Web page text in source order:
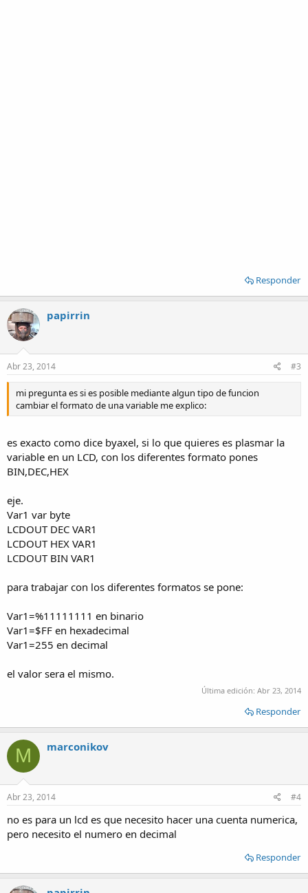
Responder
papirrin
Abr 23, 2014 #3
mi pregunta es si es posible mediante algun tipo de funcion
cambiar el formato de una variable me explico:
es exacto como dice byaxel, si lo que quieres es plasmar la
variable en un LCD, con los diferentes formato pones
BIN,DEC,HEX
eje.
Var1 var byte
LCDOUT DEC VAR1
LCDOUT HEX VAR1
LCDOUT BIN VAR1
para trabajar con los diferentes formatos se pone:
Var1=%11111111 en binario
Var1=$FF en hexadecimal
Var1=255 en decimal
el valor sera el mismo.
Última edición: Abr 23, 2014
Responder
M marconikov
Abr 23, 2014 #4
no es para un lcd es que necesito hacer una cuenta numerica,
pero necesito el numero en decimal
Responder